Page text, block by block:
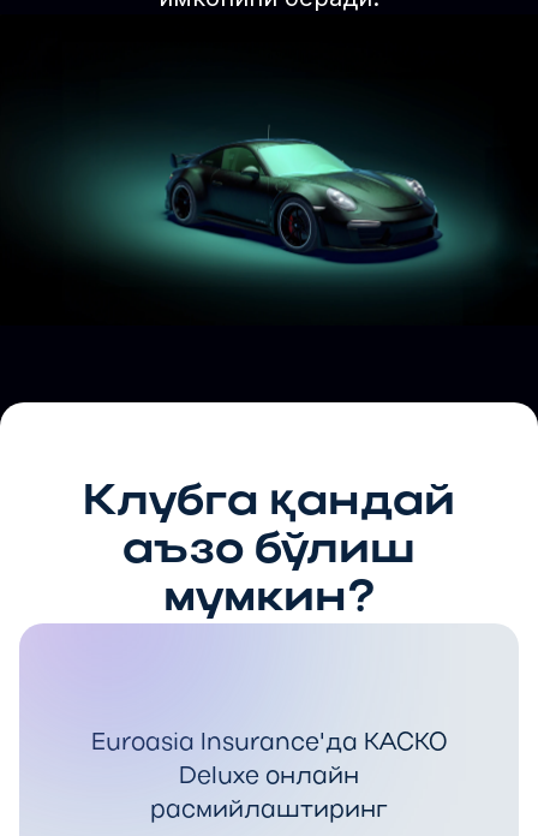
Клубга қандай
аъзо бўлиш
мумкин?
Euroasia Insurance'да КАСКО
Deluxe онлайн
расмийлаштиринг